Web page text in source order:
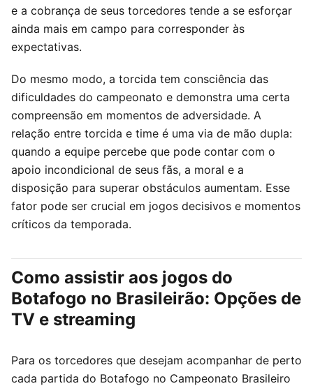
e a cobrança de seus torcedores tende a se esforçar
ainda mais em campo para corresponder às
expectativas.
Do mesmo modo, a torcida tem consciência das
dificuldades do campeonato e demonstra uma certa
compreensão em momentos de adversidade. A
relação entre torcida e time é uma via de mão dupla:
quando a equipe percebe que pode contar com o
apoio incondicional de seus fãs, a moral e a
disposição para superar obstáculos aumentam. Esse
fator pode ser crucial em jogos decisivos e momentos
críticos da temporada.
Como assistir aos jogos do
Botafogo no Brasileirão: Opções de
TV e streaming
Para os torcedores que desejam acompanhar de perto
cada partida do Botafogo no Campeonato Brasileiro